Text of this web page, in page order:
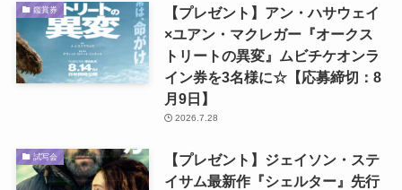
鑑賞券
【プレゼント】アン・ハサウェイ
×ユアン・マクレガー『オークス
トリートの異変』ムビチケオンラ
イン券を3名様に☆【応募締切：8
月9日】
2026.7.28
試写会
【プレゼント】ジェイソン・ステ
イサム最新作『シェルター』先行